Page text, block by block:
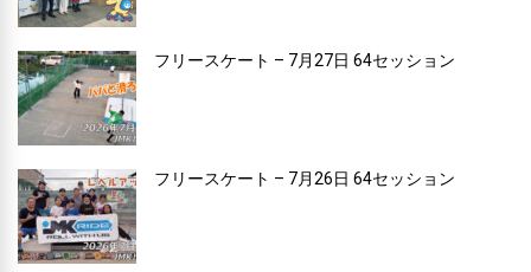
フリースケート – 7月27日 64セッション
フリースケート – 7月26日 64セッション